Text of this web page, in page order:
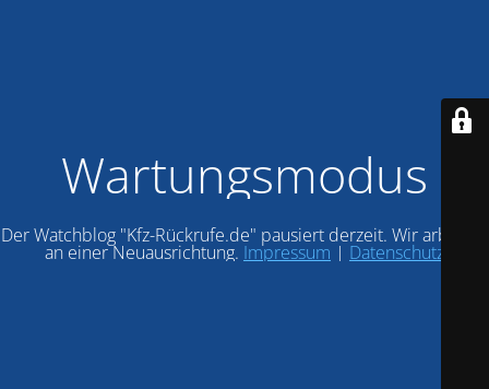
Wartungsmodus
Der Watchblog "Kfz-Rückrufe.de" pausiert derzeit. Wir arbeiten
an einer Neuausrichtung. Impressum | Datenschutz